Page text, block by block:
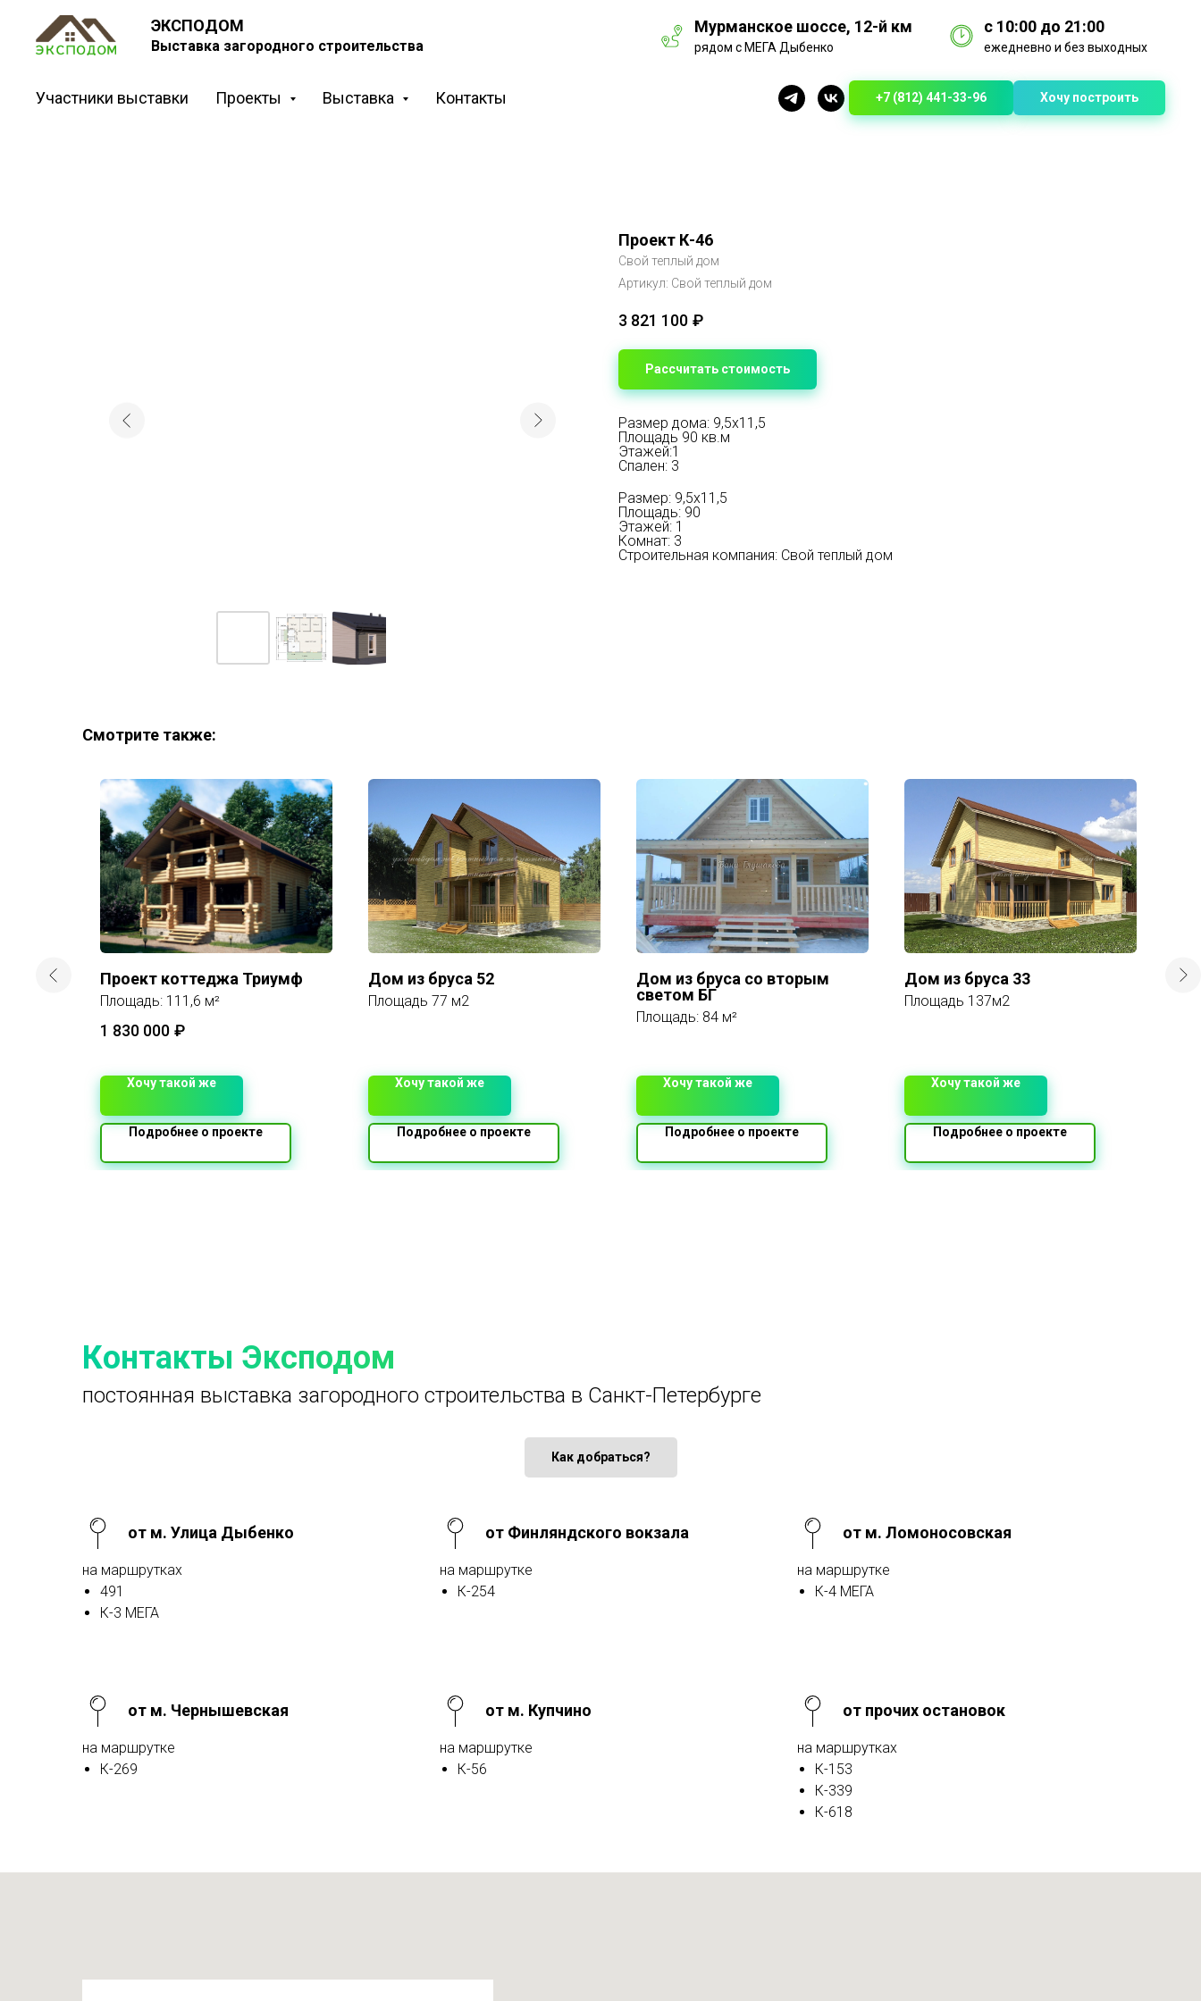
ЭКСПОДОМ
Выставка загородного строительства
Мурманское шоссе, 12-й км
рядом с МЕГА Дыбенко
с 10:00 до 21:00
ежедневно и без выходных
Участники выставки Проекты Выставка Контакты +7 (812) 441-33-96 Хочу построить
Проект К-46
Свой теплый дом
Артикул: Свой теплый дом
3 821 100 ₽
Рассчитать стоимость
Размер дома: 9,5х11,5
Площадь 90 кв.м
Этажей:1
Спален: 3
Размер: 9,5х11,5
Площадь: 90
Этажей: 1
Комнат: 3
Строительная компания: Свой теплый дом
Смотрите также:
Проект коттеджа Триумф
Площадь: 111,6 м²
1 830 000 ₽
Хочу такой же
Подробнее о проекте
Дом из бруса 52
Площадь 77 м2
Хочу такой же
Подробнее о проекте
Дом из бруса со вторым
светом БГ
Площадь: 84 м²
Хочу такой же
Подробнее о проекте
Дом из бруса 33
Площадь 137м2
Хочу такой же
Подробнее о проекте
Контакты Эксподом
постоянная выставка загородного строительства в Санкт-Петербурге
Как добраться?
от м. Улица Дыбенко
на маршрутках
491
К-3 МЕГА
от Финляндского вокзала
на маршрутке
К-254
от м. Ломоносовская
на маршрутке
К-4 МЕГА
от м. Чернышевская
на маршрутке
К-269
от м. Купчино
на маршрутке
К-56
от прочих остановок
на маршрутках
К-153
К-339
К-618